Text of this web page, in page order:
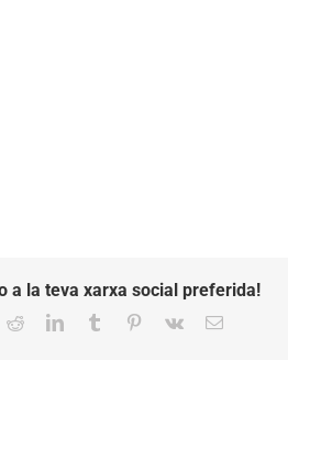
a la teva xarxa social preferida!
RedditLinkedInTumblr Pinterest
Vk Email: